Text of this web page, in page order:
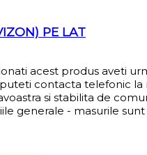
PE LAT
acest produs aveti
contacta telefonic la
si stabilita de
generale - masurile